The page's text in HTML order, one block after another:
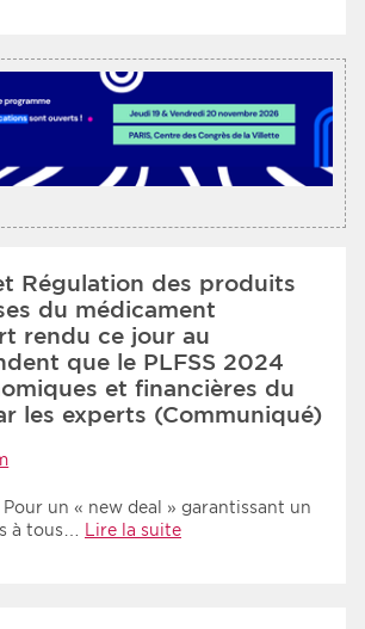
Régulation des produits
du médicament
rendu ce jour au
que le PLFSS 2024
et financières du
les experts (Communiqué)
un « new deal » garantissant un
à tous… Lire la suite